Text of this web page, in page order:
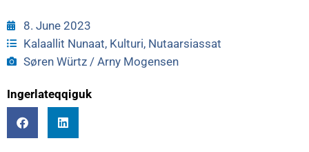
8. June 2023
Kalaallit Nunaat, Kulturi, Nutaarsiassat
Søren Würtz / Arny Mogensen
Ingerlateqqiguk